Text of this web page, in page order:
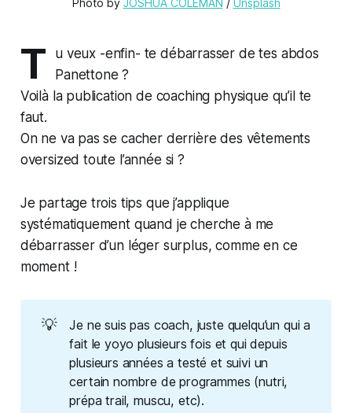
T
u veux -enfin- te débarrasser de tes abdos
Panettone ?
Voilà la publication de coaching physique qu’il te
faut.
On ne va pas se cacher derrière des vêtements
oversized toute l’année si ?
Je partage trois tips que j’applique
systématiquement quand je cherche à me
débarrasser d’un léger surplus, comme en ce
moment !
💡
Je ne suis pas coach, juste quelqu’un qui a
fait le yoyo plusieurs fois et qui depuis
plusieurs années a testé et suivi un
certain nombre de programmes (nutri,
prépa trail, muscu, etc).